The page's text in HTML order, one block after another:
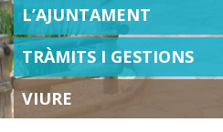
L’AJUNTAMENT
TRÀMITS I GESTIONS
VIURE